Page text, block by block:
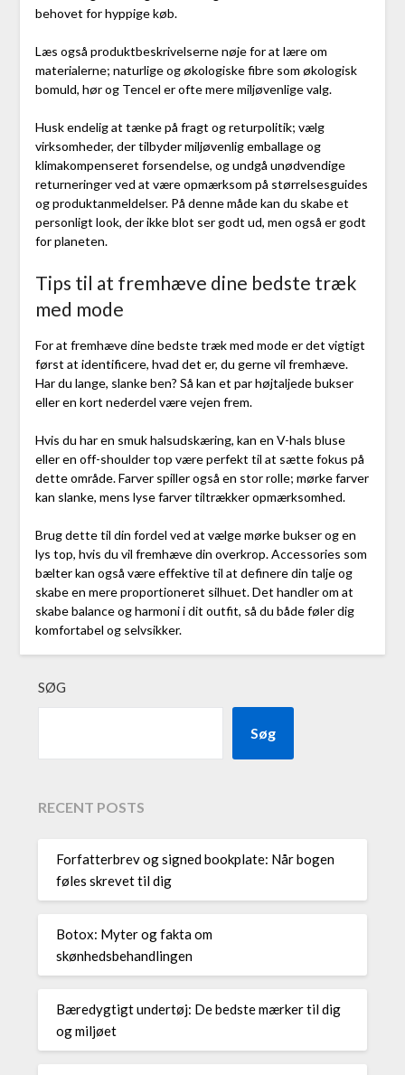
behovet for hyppige køb.
Læs også produktbeskrivelserne nøje for at lære om
materialerne; naturlige og økologiske fibre som økologisk
bomuld, hør og Tencel er ofte mere miljøvenlige valg.
Husk endelig at tænke på fragt og returpolitik; vælg
virksomheder, der tilbyder miljøvenlig emballage og
klimakompenseret forsendelse, og undgå unødvendige
returneringer ved at være opmærksom på størrelsesguides
og produktanmeldelser. På denne måde kan du skabe et
personligt look, der ikke blot ser godt ud, men også er godt
for planeten.
Tips til at fremhæve dine bedste træk
med mode
For at fremhæve dine bedste træk med mode er det vigtigt
først at identificere, hvad det er, du gerne vil fremhæve.
Har du lange, slanke ben? Så kan et par højtaljede bukser
eller en kort nederdel være vejen frem.
Hvis du har en smuk halsudskæring, kan en V-hals bluse
eller en off-shoulder top være perfekt til at sætte fokus på
dette område. Farver spiller også en stor rolle; mørke farver
kan slanke, mens lyse farver tiltrækker opmærksomhed.
Brug dette til din fordel ved at vælge mørke bukser og en
lys top, hvis du vil fremhæve din overkrop. Accessories som
bælter kan også være effektive til at definere din talje og
skabe en mere proportioneret silhuet. Det handler om at
skabe balance og harmoni i dit outfit, så du både føler dig
komfortabel og selvsikker.
SØG
Søg
RECENT POSTS
Forfatterbrev og signed bookplate: Når bogen
føles skrevet til dig
Botox: Myter og fakta om
skønhedsbehandlingen
Bæredygtigt undertøj: De bedste mærker til dig
og miljøet